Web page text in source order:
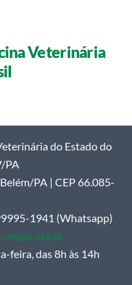
Veterinária
do Estado do
PA
PA | CEP 66.085-
1941 (Whatsapp)
feira, das 8h às 14h